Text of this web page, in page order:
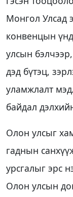
Монгол Улсад
конвенцын
улсын
дэд бүтэц,
уламжлалт
байдал
Олон улсыг
гаднын
урсгалыг эрс
Олон улсын